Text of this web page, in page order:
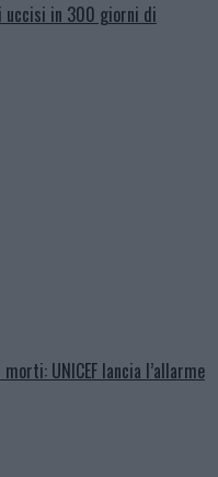
uccisi in 300 giorni di
UNICEF lancia l’allarme